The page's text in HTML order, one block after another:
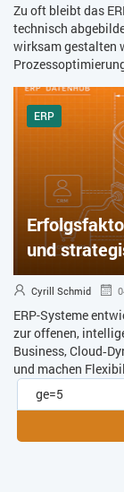
Zu oft bleibt das
technisch
wirksam gestalten
ERP
und
Cyrill Schmid
ERP-Systeme
zur offenen,
Business,
und machen